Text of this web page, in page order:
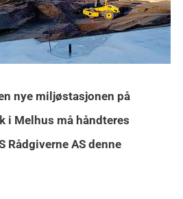
nye miljøstasjonen på
i Melhus må håndteres
Rådgiverne AS denne